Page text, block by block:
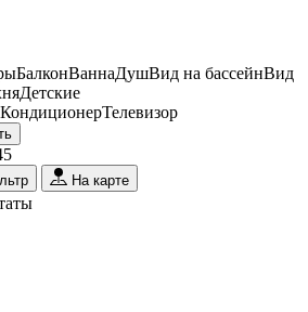
БалконВаннаДушВид на бассейнВид
Детские
КондиционерТелевизор
На карте